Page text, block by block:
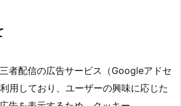
者配信の広告サービス（Googleアドセ
用しており、ユーザーの興味に応じた